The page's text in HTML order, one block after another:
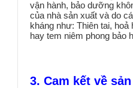
vận hành, bảo dưỡng
của nhà sản xuất và do
kháng như: Thiên tai,
hay tem niêm phong bảo
3. Cam kết về